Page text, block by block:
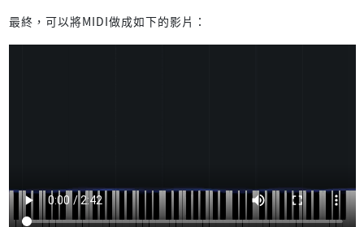
最終，可以將MIDI做成如下的影片：